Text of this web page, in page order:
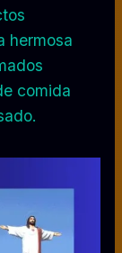
hermosa
comida